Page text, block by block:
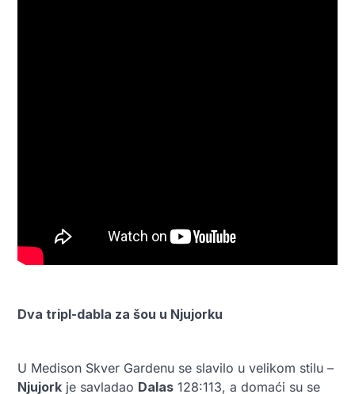
Dva tripl-dabla za šou u Njujorku
U Medison Skver Gardenu se slavilo u velikom stilu –
Njujork je savladao Dalas 128:113, a domaći su se